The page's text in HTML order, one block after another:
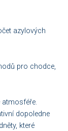
azylových
pro chodce,
atmosféře.
dopoledne
které